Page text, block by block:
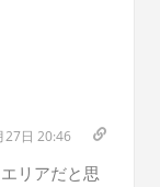
27日 20:46
リアだと思